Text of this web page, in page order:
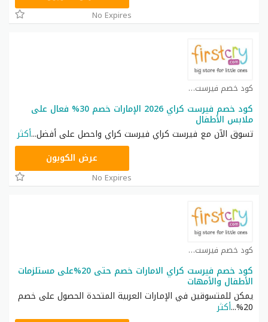
No Expires
كود خصم فيرست كراي كوبون
كود خصم فيرست كراي 2026 الإمارات خصم 30% فعال على
ملابس الأطفال
تسوق الآن مع فيرست كراي فيرست كراي واحصل على أفضل...أكثر
عرض الكوبون
No Expires
كود خصم فيرست كراي كوبون
كود خصم فيرست كراي الامارات خصم حتى 20%على مستلزمات
الأطفال والأمهات
يمكن للمتسوقين في الإمارات العربية المتحدة الحصول على خصم
20%
...أكثر